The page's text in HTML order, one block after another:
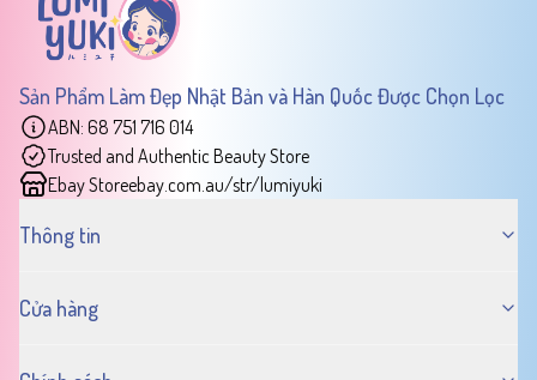
Sản Phẩm Làm Đẹp Nhật Bản và Hàn Quốc Được Chọn Lọc
ABN: 68 751 716 014
Trusted and Authentic Beauty Store
Ebay Storeebay.com.au/str/lumiyuki
Thông tin
Cửa hàng